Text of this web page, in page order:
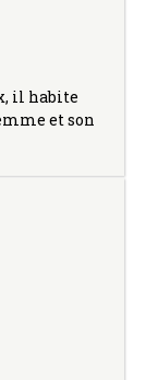
il habite
et son